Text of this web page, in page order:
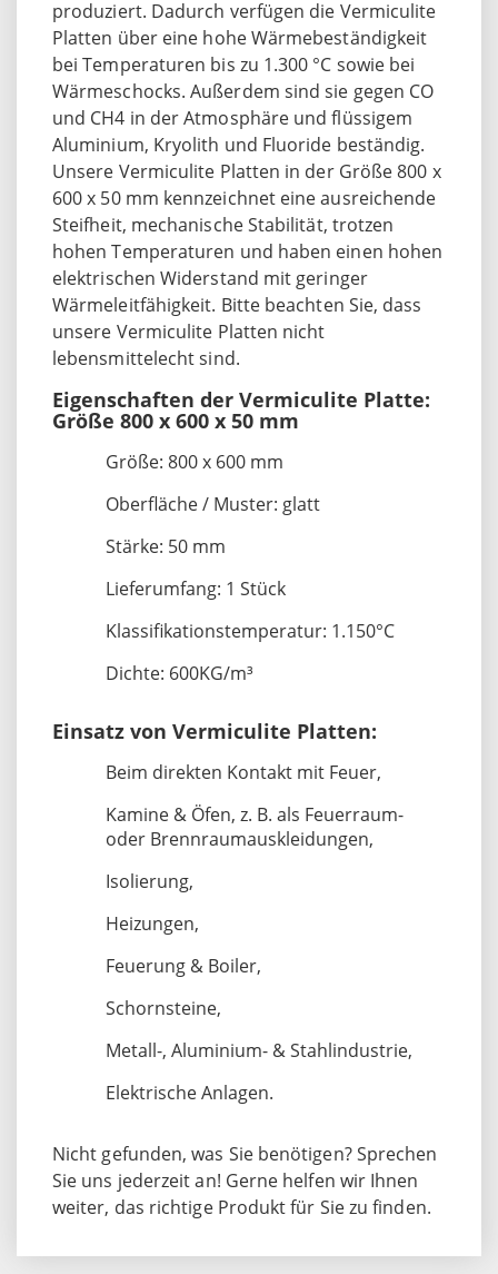
produziert. Dadurch verfügen die Vermiculite
Platten über eine hohe Wärmebeständigkeit
bei Temperaturen bis zu 1.300 °C sowie bei
Wärmeschocks. Außerdem sind sie gegen CO
und CH4 in der Atmosphäre und flüssigem
Aluminium, Kryolith und Fluoride beständig.
Unsere Vermiculite Platten in der Größe 800 x
600 x 50 mm kennzeichnet eine ausreichende
Steifheit, mechanische Stabilität, trotzen
hohen Temperaturen und haben einen hohen
elektrischen Widerstand mit geringer
Wärmeleitfähigkeit. Bitte beachten Sie, dass
unsere Vermiculite Platten nicht
lebensmittelecht sind.
Eigenschaften der Vermiculite Platte:
Größe 800 x 600 x 50 mm
Größe: 800 x 600 mm
Oberfläche / Muster: glatt
Stärke: 50 mm
Lieferumfang: 1 Stück
Klassifikationstemperatur: 1.150°C
Dichte: 600KG/m³
Einsatz von Vermiculite Platten:
Beim direkten Kontakt mit Feuer,
Kamine & Öfen, z. B. als Feuerraum-
oder Brennraumauskleidungen,
Isolierung,
Heizungen,
Feuerung & Boiler,
Schornsteine,
Metall-, Aluminium- & Stahlindustrie,
Elektrische Anlagen.
Nicht gefunden, was Sie benötigen? Sprechen
Sie uns jederzeit an! Gerne helfen wir Ihnen
weiter, das richtige Produkt für Sie zu finden.